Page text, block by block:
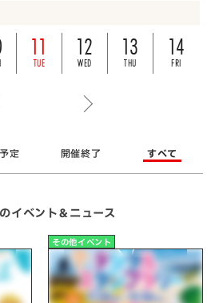
11
TUE
12
WED
13
THU
14
FRI
定 開催終了 すべて
イベント＆ニュース
その他イベント